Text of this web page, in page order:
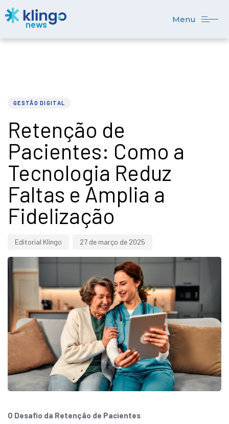
Menu
GESTÃO DIGITAL
Retenção de
Pacientes: Como a
Tecnologia Reduz
Faltas e Amplia a
Fidelização
Editorial Klingo 27 de março de 2025
O Desafio da Retenção de Pacientes